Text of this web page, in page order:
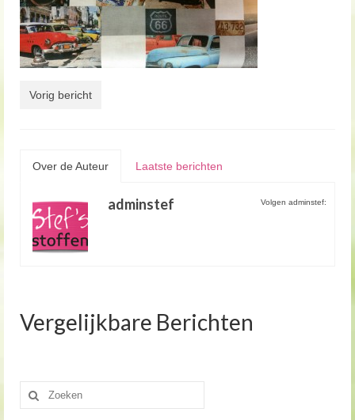
Vorig bericht
Over de Auteur Laatste berichten
Volgen adminstef:
adminstef
Vergelijkbare Berichten
Zoeken
naar: